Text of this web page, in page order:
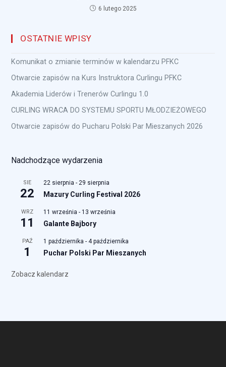
6 lutego 2025
OSTATNIE WPISY
Komunikat o zmianie terminów w kalendarzu PFKC
Otwarcie zapisów na Kurs Instruktora Curlingu PFKC
Akademia Liderów i Trenerów Curlingu 1.0
CURLING WRACA DO SYSTEMU SPORTU MŁODZIEŻOWEGO
Otwarcie zapisów do Pucharu Polski Par Mieszanych 2026
Nadchodzące wydarzenia
SIE
22
22 sierpnia - 29 sierpnia
Mazury Curling Festival 2026
WRZ
11
11 września - 13 września
Galante Bajbory
PAŹ
1
1 października - 4 października
Puchar Polski Par Mieszanych
Zobacz kalendarz